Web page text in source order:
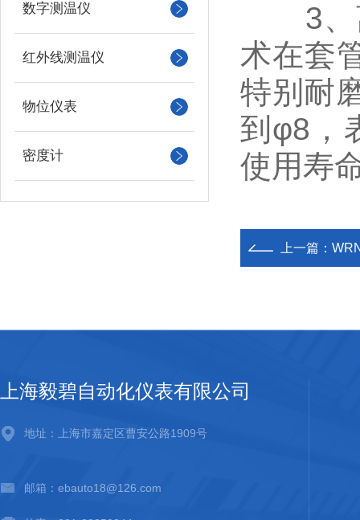
数字测温仪
红外线测温仪
物位仪表
密度计
3、离
术在套
特别耐
到φ8，
使用寿
上一篇：
上海毅碧自动化仪表有限公司
地址：上海市嘉定区曹安公路1909号
邮箱：ebauto18@126.com